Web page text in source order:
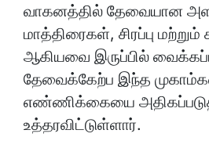
வாகனத்தில் தேவையான
மாத்திரைகள், சிரப்பு மற்றும்
ஆகியவை இருப்பில்
தேவைக்கேற்ப இந்த
எண்ணிக்கையை
உத்தரவிட்டுள்ளார்.